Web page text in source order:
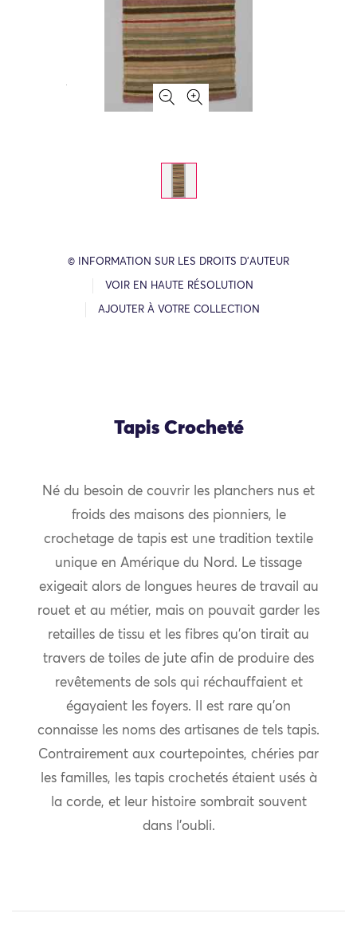
© INFORMATION SUR LES DROITS D’AUTEUR
VOIR EN HAUTE RÉSOLUTION
AJOUTER À VOTRE COLLECTION
Tapis Crocheté
Né du besoin de couvrir les planchers nus et
froids des maisons des pionniers, le
crochetage de tapis est une tradition textile
unique en Amérique du Nord. Le tissage
exigeait alors de longues heures de travail au
rouet et au métier, mais on pouvait garder les
retailles de tissu et les fibres qu’on tirait au
travers de toiles de jute afin de produire des
revêtements de sols qui réchauffaient et
égayaient les foyers. Il est rare qu’on
connaisse les noms des artisanes de tels tapis.
Contrairement aux courtepointes, chéries par
les familles, les tapis crochetés étaient usés à
la corde, et leur histoire sombrait souvent
dans l’oubli.